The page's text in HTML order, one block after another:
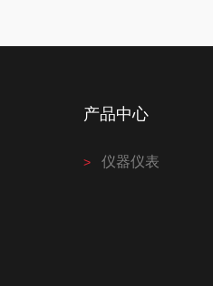
产品中心
仪器仪表